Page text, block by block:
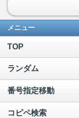
メニュー
TOP
ランダム
番号指定移動
コピペ検索